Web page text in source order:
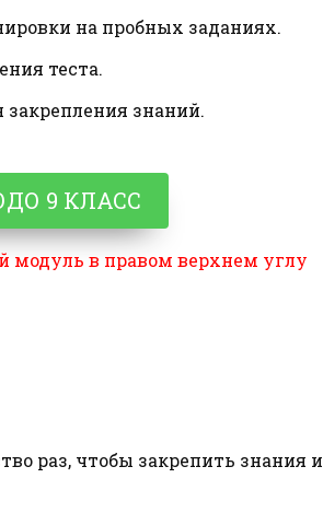
на пробных заданиях.
теста.
закрепления знаний.
9 КЛАСС
модуль в правом верхнем углу
раз, чтобы закрепить знания и